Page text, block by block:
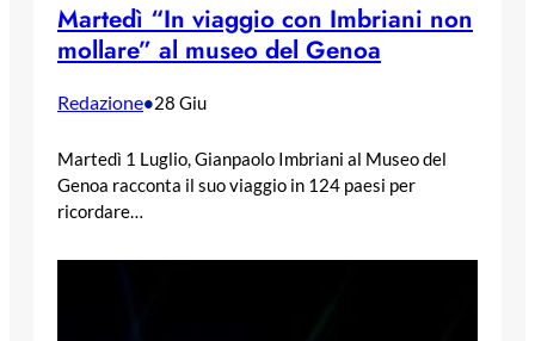
Martedì “In viaggio con Imbriani non
mollare” al museo del Genoa
Redazione•28 Giu
Martedì 1 Luglio, Gianpaolo Imbriani al Museo del
Genoa racconta il suo viaggio in 124 paesi per
ricordare…